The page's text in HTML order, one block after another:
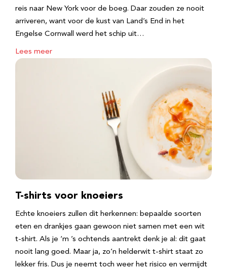
reis naar New York voor de boeg. Daar zouden ze nooit
arriveren, want voor de kust van Land’s End in het
Engelse Cornwall werd het schip uit…
Lees meer
T-shirts voor knoeiers
Echte knoeiers zullen dit herkennen: bepaalde soorten
eten en drankjes gaan gewoon niet samen met een wit
t-shirt. Als je ‘m ’s ochtends aantrekt denk je al: dit gaat
nooit lang goed. Maar ja, zo’n helderwit t-shirt staat zo
lekker fris. Dus je neemt toch weer het risico en vermijdt